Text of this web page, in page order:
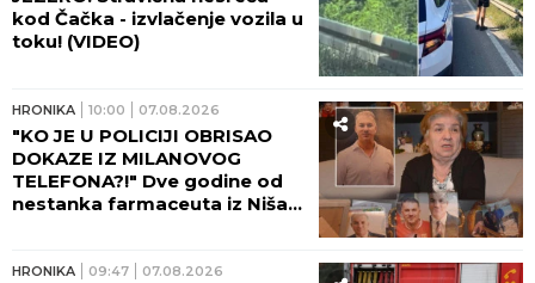
kod Čačka - izvlačenje vozila u
toku! (VIDEO)
HRONIKA 10:00 07.08.2026
"KO JE U POLICIJI OBRISAO
DOKAZE IZ MILANOVOG
TELEFONA?!" Dve godine od
nestanka farmaceuta iz Niša,
HRONIKA 09:47 07.08.2026